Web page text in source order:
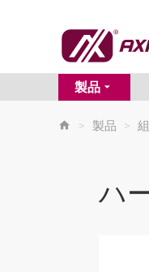
製品
> 製品 >
ハ